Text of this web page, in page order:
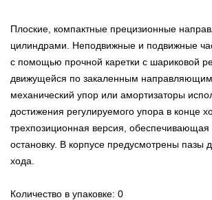
Плоские, компактные прецизионные
цилиндрами. Неподвижные и подвижные
с помощью прочной каретки с шариковой
движущейся по закаленным
механический упор или амортизаторы
достижения регулируемого упора в конце
трехпозиционная версия,
остановку. В корпусе предусмотрены пазы
хода.
Количество в упаковке: 0